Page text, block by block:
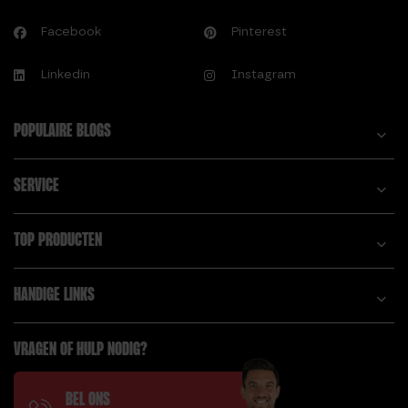
Facebook Pinterest
Linkedin Instagram
POPULAIRE BLOGS
SERVICE
TOP PRODUCTEN
HANDIGE LINKS
VRAGEN OF HULP NODIG?
BEL ONS